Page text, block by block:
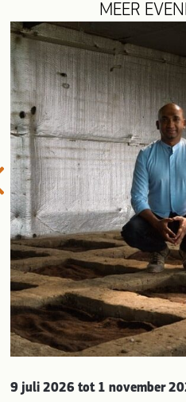
MEER
9 juli 2026tot 1 november